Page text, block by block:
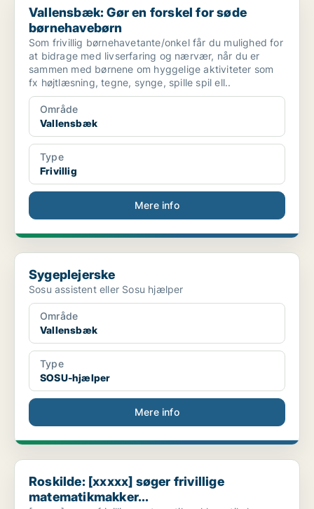
Vallensbæk: Gør en forskel for søde
børnehavebørn
Som frivillig børnehavetante/onkel får du mulighed for
at bidrage med livserfaring og nærvær, når du er
sammen med børnene om hyggelige aktiviteter som
fx højtlæsning, tegne, synge, spille spil ell..
Område
Vallensbæk
Type
Frivillig
Mere info
Sygeplejerske
Sygeplejerske
Sosu assistent eller Sosu hjælper
Område
Vallensbæk
Type
SOSU-hjælper
Mere info
Roskilde: [xxxxx] søger frivillige matematikmakker...
Roskilde: [xxxxx] søger frivillige
matematikmakker...